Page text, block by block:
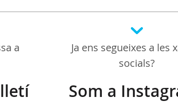
a
Ja ens segueixes a les
socials?
Som a